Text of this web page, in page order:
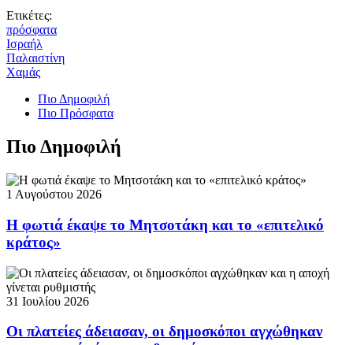
Ετικέτες:
πρόσφατα
Ισραήλ
Παλαιστίνη
Χαμάς
Πιο Δημοφιλή
Πιο Πρόσφατα
Πιο Δημοφιλή
1 Αυγούστου 2026
Η φωτιά έκαψε το Μητσοτάκη και το «επιτελικό
κράτος»
31 Ιουλίου 2026
Οι πλατείες άδειασαν, οι δημοσκόποι αγχώθηκαν